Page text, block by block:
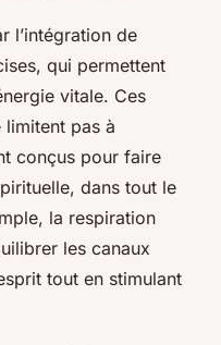
l’intégration de
qui permettent
vitale. Ces
pas à
conçus pour faire
dans tout le
la respiration
les canaux
tout en stimulant